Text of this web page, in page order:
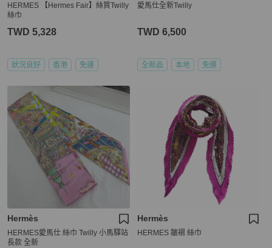
HERMES 【Hermes Fair】絲質Twilly
絲巾
TWD 5,328
狀況良好 香港 免運
愛馬仕全新Twilly
TWD 6,500
全新品 本地 免運
Hermès
HERMES愛馬仕 絲巾 Twilly 小馬驛站
長款 全新
Hermès
HERMES 皺褶 絲巾